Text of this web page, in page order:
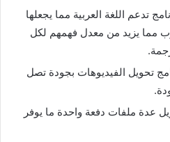
تدعم اللغة العربية مما يجعلها
مما يزيد من معدل فهمهم لكل
تحويل الفيديوهات بجودة تصل
عدة ملفات دفعة واحدة ما يوفر